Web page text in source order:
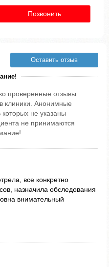
Позвонить
Оставить отзыв
проверенные отзывы
клиники. Анонимные
не указаны
не принимаются
все конкретно
назначила обследования
внимательный